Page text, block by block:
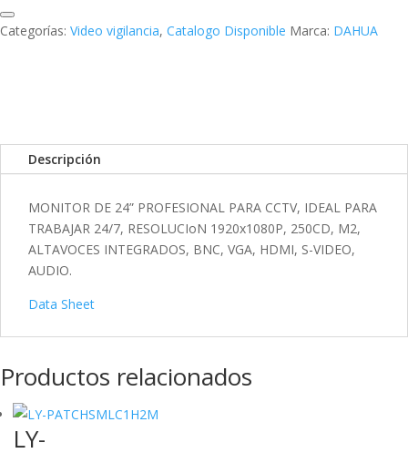
i
r
Categorías: Video vigilancia, Catalogo Disponible Marca: DAHUA
Descripción
MONITOR DE 24” PROFESIONAL PARA CCTV, IDEAL PARA
TRABAJAR 24/7, RESOLUCIoN 1920x1080P, 250CD, M2,
ALTAVOCES INTEGRADOS, BNC, VGA, HDMI, S-VIDEO,
AUDIO.
Data Sheet
Productos relacionados
LY-